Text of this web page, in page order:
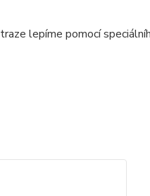
lepíme pomocí